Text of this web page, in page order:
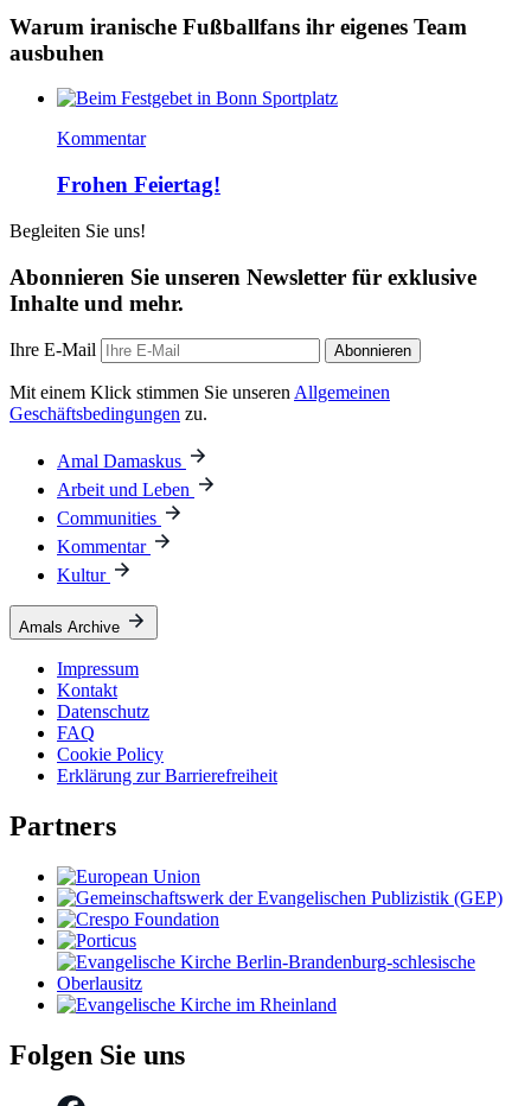
Warum iranische Fußballfans ihr eigenes Team
ausbuhen
Kommentar
Frohen Feiertag!
Begleiten Sie uns!
Abonnieren Sie unseren Newsletter für exklusive
Inhalte und mehr.
Ihre E-Mail Abonnieren
Mit einem Klick stimmen Sie unseren Allgemeinen
Geschäftsbedingungen zu.
Amal Damaskus
Arbeit und Leben
Communities
Kommentar
Kultur
Amals Archive
Impressum
Kontakt
Datenschutz
FAQ
Cookie Policy
Erklärung zur Barrierefreiheit
Partners
Folgen Sie uns